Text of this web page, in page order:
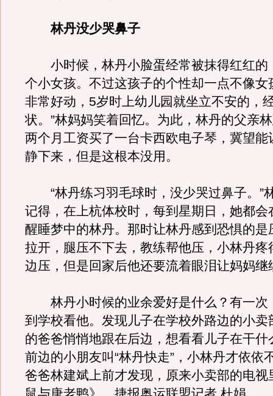
林丹没少哭鼻子
小时候，林丹小脸蛋经常被抹得红红的
个小女孩。不过这孩子的个性却一点不像女
非常好动，5岁时上幼儿园就坐立不安的，
状。”林妈妈笑着回忆。为此，林丹的父亲
两个月工资买了一台卡西欧电子琴，冀望能
静下来，但是这根本没用。
“林丹练习羽毛球时，没少哭过鼻子。”
记得，在上杭体校时，每到星期日，她都会
醒睡梦中的林丹。那时让林丹感到恐惧的是
拉开，腿压不下去，教练帮他压，小林丹疼
边压，但是回家后他还要流着眼泪让妈妈继
林丹小时候的业余爱好是什么？有一次
到学校看他。发现儿子在学校外路边的小卖
的爸爸悄悄地跟在后边，想看看儿子在干什
前边的小朋友叫“林丹快走”，小林丹才依依
爸爸林建斌上前才发现，原来小卖部的电视